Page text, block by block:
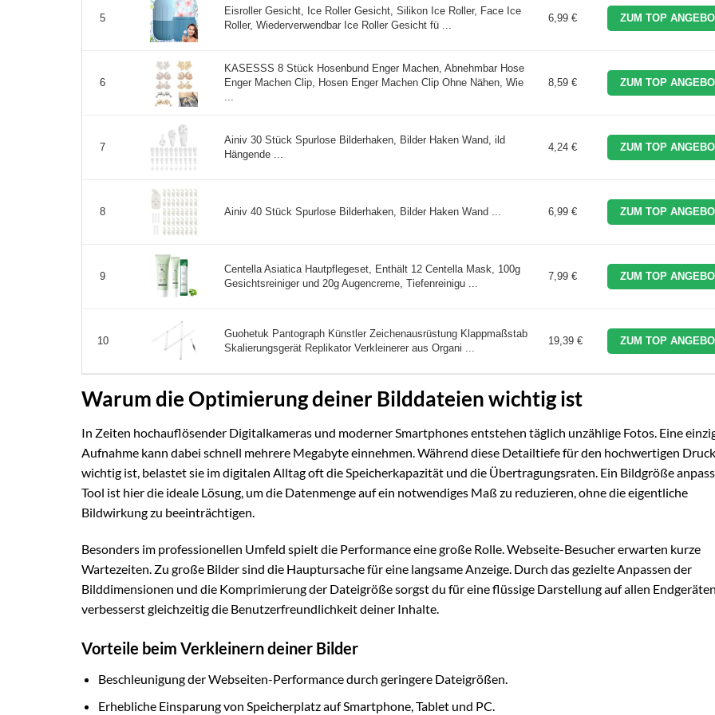
5
Eisroller Gesicht, Ice Roller Gesicht, Silikon Ice Roller, Face Ice
Roller, Wiederverwendbar Ice Roller Gesicht fü ...
6,99 € ZUM TOP
6
KASESSS 8 Stück Hosenbund Enger Machen, Abnehmbar Hose
Enger Machen Clip, Hosen Enger Machen Clip Ohne Nähen, Wie
...
8,59 € ZUM TOP
7
Ainiv 30 Stück Spurlose Bilderhaken, Bilder Haken Wand, ild
Hängende ...
4,24 € ZUM TOP
8 Ainiv 40 Stück Spurlose Bilderhaken, Bilder Haken Wand ... 6,99 € ZUM TOP
9
Centella Asiatica Hautpflegeset, Enthält 12 Centella Mask, 100g
Gesichtsreiniger und 20g Augencreme, Tiefenreinigu ...
7,99 € ZUM TOP
10
Guohetuk Pantograph Künstler Zeichenausrüstung Klappmaßstab
Skalierungsgerät Replikator Verkleinerer aus Organi ...
19,39 € ZUM TOP
Warum die Optimierung deiner Bilddateien wichtig ist
In Zeiten hochauflösender Digitalkameras und moderner Smartphones entstehen täglich unzählige Fotos. Eine
Aufnahme kann dabei schnell mehrere Megabyte einnehmen. Während diese Detailtiefe für den hochwertigen Druck
wichtig ist, belastet sie im digitalen Alltag oft die Speicherkapazität und die Übertragungsraten. Ein Bildgröße
Tool ist hier die ideale Lösung, um die Datenmenge auf ein notwendiges Maß zu reduzieren, ohne die eigentliche
Bildwirkung zu beeinträchtigen.
Besonders im professionellen Umfeld spielt die Performance eine große Rolle. Webseite-Besucher erwarten kurze
Wartezeiten. Zu große Bilder sind die Hauptursache für eine langsame Anzeige. Durch das gezielte Anpassen der
Bilddimensionen und die Komprimierung der Dateigröße sorgst du für eine flüssige Darstellung auf allen
verbesserst gleichzeitig die Benutzerfreundlichkeit deiner Inhalte.
Vorteile beim Verkleinern deiner Bilder
Beschleunigung der Webseiten-Performance durch geringere Dateigrößen.
Erhebliche Einsparung von Speicherplatz auf Smartphone, Tablet und PC.